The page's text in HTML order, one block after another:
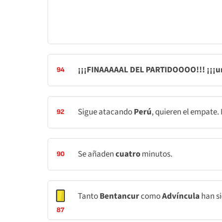
94 ¡¡¡FINAAAAAL DEL PARTIDOOOO!!!
92 Sigue atacandoPerú, quieren el
90 Se añadencuatrominutos.
87
TantoBentancurcomoAdvíncula han